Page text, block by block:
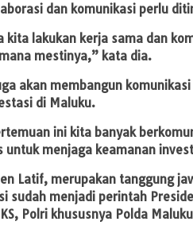
dan komunikasi perlu
kita lakukan kerja sama dan
mestinya,” kata dia.
akan membangun
di Maluku.
ini kita banyak
untuk menjaga keamanan
Latif, merupakan tanggung
sudah menjadi perintah
Polri khususnya Polda